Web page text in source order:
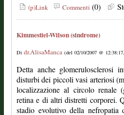
(p)Link Commenti (0)
Kimmestiel-Wilson (sindrome)
Di dr.AlisaManca (del 02/10/2007 @
Detta anche glomerulosclerosi
disturbi dei piccoli vasi arteriosi
localizzazione al circolo renale
retina e di altri distretti corporei.
stadio evolutivo della nefropatia